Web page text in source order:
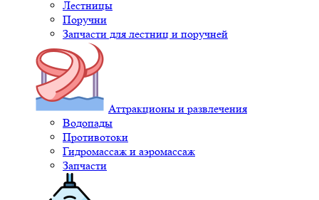
Лестницы
Поручни
Запчасти для лестниц и поручней
Аттракционы и развлечения
Водопады
Противотоки
Гидромассаж и аэромассаж
Запчасти